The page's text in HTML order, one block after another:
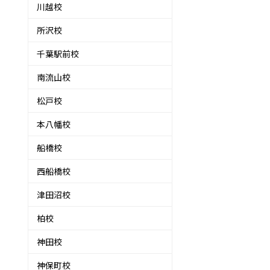
川越校
所沢校
千葉駅前校
南流山校
松戸校
本八幡校
船橋校
西船橋校
津田沼校
柏校
神田校
神保町校